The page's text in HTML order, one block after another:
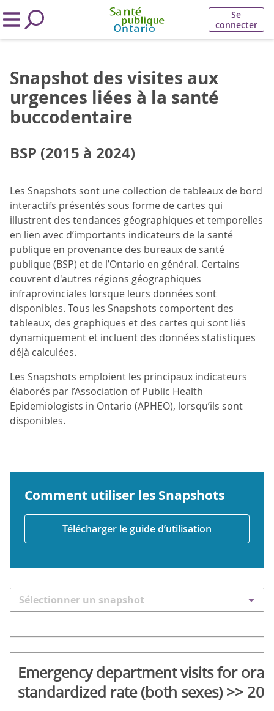
Se
connecter
Snapshot des visites aux
urgences liées à la santé
buccodentaire
BSP (2015 à 2024)
Les Snapshots sont une collection de tableaux de bord
interactifs présentés sous forme de cartes qui
illustrent des tendances géographiques et temporelles
en lien avec d’importants indicateurs de la santé
publique en provenance des bureaux de santé
publique (BSP) et de l’Ontario en général. Certains
couvrent d'autres régions géographiques
infraprovinciales lorsque leurs données sont
disponibles. Tous les Snapshots comportent des
tableaux, des graphiques et des cartes qui sont liés
dynamiquement et incluent des données statistiques
déjà calculées.
Les Snapshots emploient les principaux indicateurs
élaborés par l’Association of Public Health
Epidemiologists in Ontario (APHEO), lorsqu’ils sont
disponibles.
Comment utiliser les Snapshots
Télécharger le guide d’utilisation
Sélectionner un snapshot